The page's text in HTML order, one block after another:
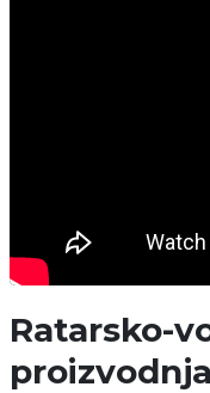
Ratarsko-